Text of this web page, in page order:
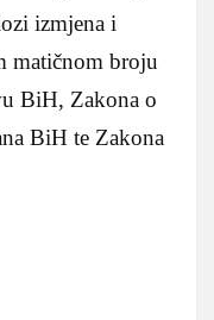
izmjena i
matičnom broju
BiH, Zakona o
BiH te Zakona